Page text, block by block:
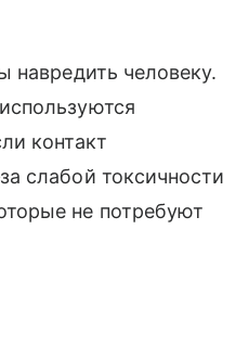
навредить человеку.
контакт
слабой токсичности
не потребуют